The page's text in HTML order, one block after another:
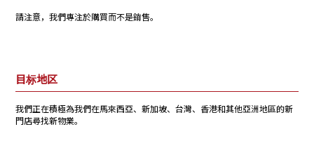
請注意，我們專注於購買而不是銷售。
目标地区
我們正在積極為我們在馬來西亞、新加坡、台灣、香港和其他亞洲地區的新
門店尋找新物業。